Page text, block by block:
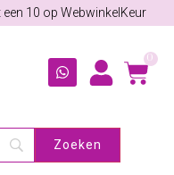
10 op WebwinkelKeur
0